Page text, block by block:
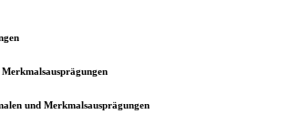
und Merkmalsausprägungen